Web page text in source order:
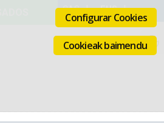
Configurar Cookies
Cookieak baimendu